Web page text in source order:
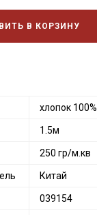
В КОРЗИНУ
хлопок 100%
1.5м
250 гр/м.кв
Китай
039154